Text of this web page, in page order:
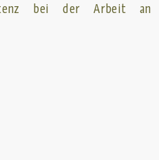
bei der Arbeit